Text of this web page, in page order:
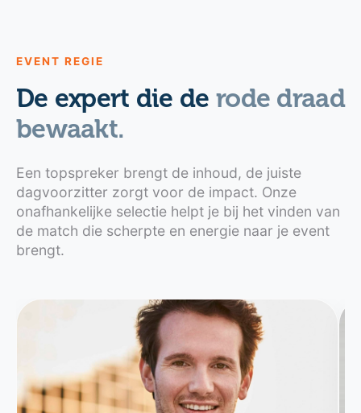
EVENT REGIE
De expert die de rode draad
bewaakt.
Een topspreker brengt de inhoud, de juiste
dagvoorzitter zorgt voor de impact. Onze
onafhankelijke selectie helpt je bij het vinden van
de match die scherpte en energie naar je event
brengt.